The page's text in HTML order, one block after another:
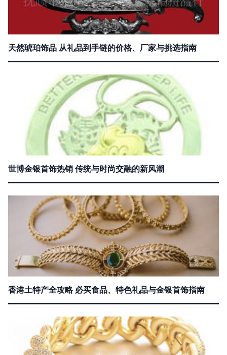
天然琥珀饰品 从礼品到手链的价格、厂家与挑选指南
世博金银首饰热销 传统与时尚交融的新风潮
香港土特产全攻略 必买食品、特色礼品与金银首饰指南